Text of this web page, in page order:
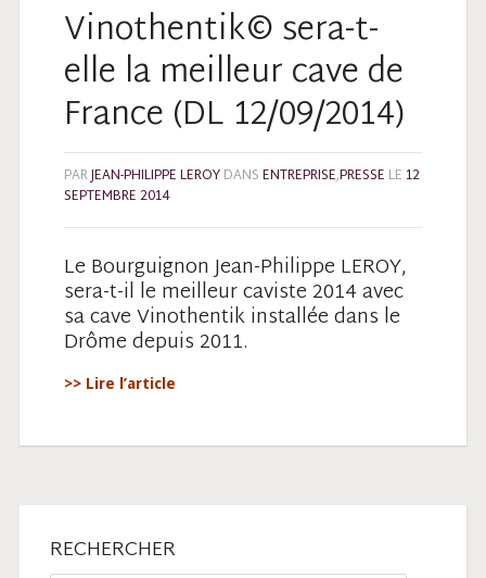
Vinothentik© sera-t-
elle la meilleur cave de
France (DL 12/09/2014)
PARJEAN-PHILIPPE LEROYDANSENTREPRISE,PRESSE LE 12
SEPTEMBRE 2014
Le Bourguignon Jean-Philippe LEROY,
sera-t-il le meilleur caviste 2014 avec
sa cave Vinothentik installée dans le
Drôme depuis 2011.
>> Lire l’article
RECHERCHER